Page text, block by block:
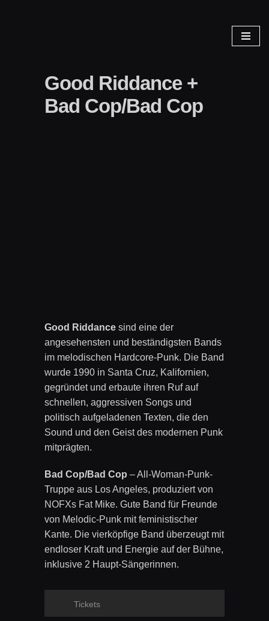
Good Riddance +
Bad Cop/Bad Cop
Good Riddance sind eine der
angesehensten und beständigsten Bands
im melodischen Hardcore-Punk. Die Band
wurde 1990 in Santa Cruz, Kalifornien,
gegründet und erbaute ihren Ruf auf
schnellen, aggressiven Songs und
politisch aufgeladenen Texten, die den
Sound und den Geist des modernen Punk
mitprägten.
Bad Cop/Bad Cop – All-Woman-Punk-
Truppe aus Los Angeles, produziert von
NOFXs Fat Mike. Gute Band für Freunde
von Melodic-Punk mit feministischer
Kante. Die vierköpfige Band überzeugt mit
endloser Kraft und Energie auf der Bühne,
inklusive 2 Haupt-Sängerinnen.
Tickets